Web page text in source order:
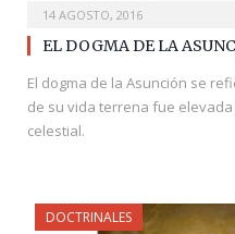
14 AGOSTO, 2016
EL DOGMA DE LA
El dogma de la Asunción se
de su vida terrena fue
celestial.
DOCTRINALES